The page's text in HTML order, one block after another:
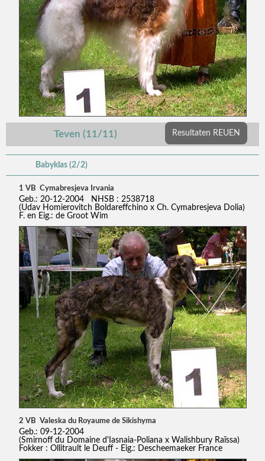
Teven (11/11) Resultaten REUEN
Babyklas (2/2)
1 VB Cymabresjeva Irvania
Geb.: 20-12-2004 NHSB : 2538718
(Udav Homierovitch Boldareffchino x Ch. Cymabresjeva Dolia)
F. en Eig.: de Groot Wim
2 VB Valeska du Royaume de Sikishyma
Geb.: 09-12-2004
(Smirnoff du Domaine d'Iasnaia-Poliana x Walishbury Raïssa)
Fokker : Ollitrault le Deuff - Eig.: Descheemaeker France